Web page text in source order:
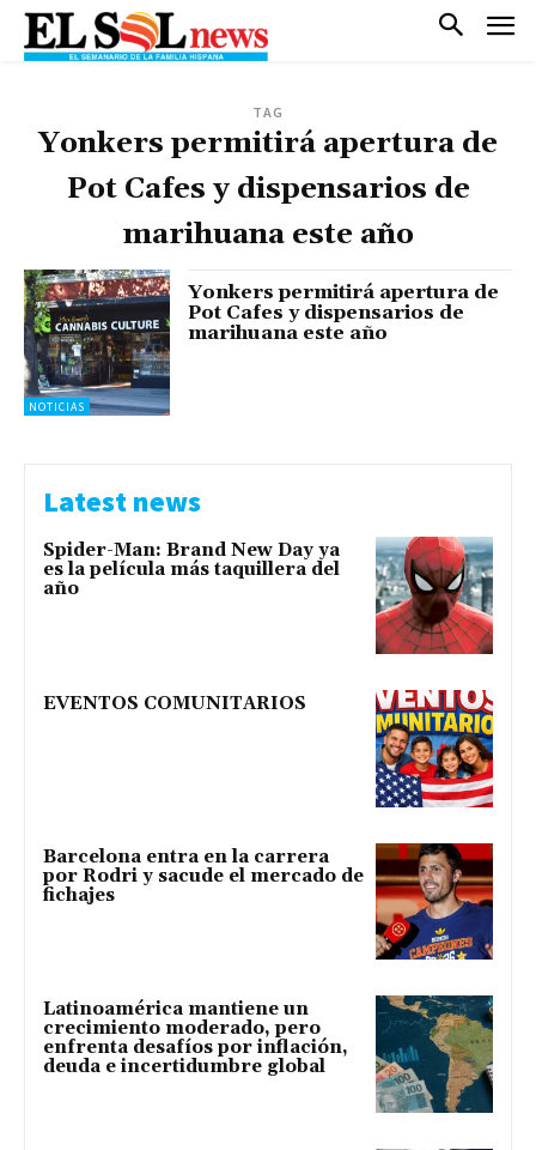
TAG
Yonkers permitirá apertura de
Pot Cafes y dispensarios de
marihuana este año
NOTICIAS
Yonkers permitirá apertura de
Pot Cafes y dispensarios de
marihuana este año
Latest news
Spider-Man: Brand New Day ya
es la película más taquillera del
año
EVENTOS COMUNITARIOS
Barcelona entra en la carrera
por Rodri y sacude el mercado de
fichajes
Latinoamérica mantiene un
crecimiento moderado, pero
enfrenta desafíos por inflación,
deuda e incertidumbre global